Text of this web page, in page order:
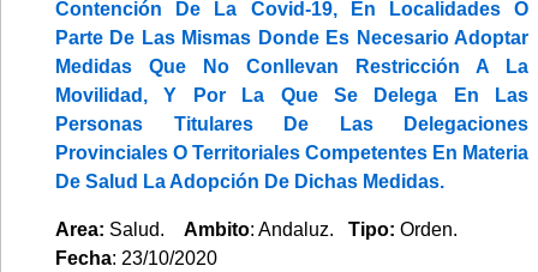
Contención De La Covid-19, En Localidades O
Parte De Las Mismas Donde Es Necesario Adoptar
Medidas Que No Conllevan Restricción A La
Movilidad, Y Por La Que Se Delega En Las
Personas Titulares De Las Delegaciones
Provinciales O Territoriales Competentes En Materia
De Salud La Adopción De Dichas Medidas.
Area: Salud. Ambito: Andaluz. Tipo: Orden.
Fecha: 23/10/2020